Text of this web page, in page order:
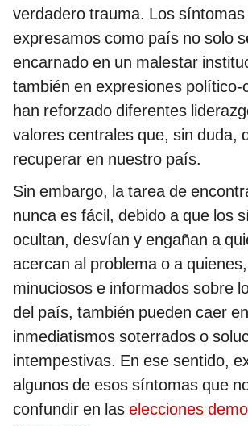
verdadero trauma. Los síntomas
expresamos como país no solo
encarnado en un malestar
también en expresiones político-
han reforzado diferentes
valores centrales que, sin duda,
recuperar en nuestro país.
Sin embargo, la tarea de
nunca es fácil, debido a que los
ocultan, desvían y engañan a
acercan al problema o a
minuciosos e informados sobre
del país, también pueden caer en
inmediatismos soterrados o
intempestivas. En ese sentido,
algunos de esos síntomas que
confundir en las elecciones